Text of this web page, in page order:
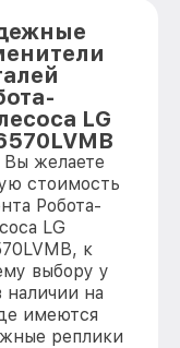
LG
Вы желаете
стоимость
Робота-
LG
к
выбору у
наличии на
имеются
реплики